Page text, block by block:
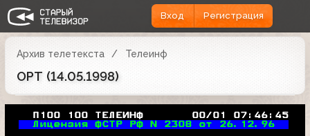
Вход Регистрация
Архив телетекста Телеинф
ОРТ (14.05.1998)
   П100 100 ТЕЛЕИНФ       00/01 07:46:45
Лицензия ФСТР РФ N 2308 от 26.12.96